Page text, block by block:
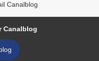
Canalblog
Canalblog